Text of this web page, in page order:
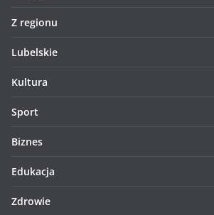
Z regionu
Lubelskie
Kultura
Sport
Biznes
Edukacja
Zdrowie